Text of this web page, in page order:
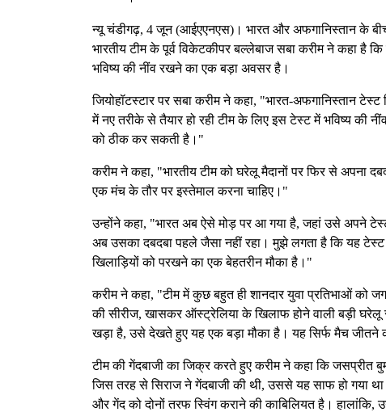
न्यू चंडीगढ़, 4 जून (आईएएनएस)। भारत और अफगानिस्तान के
भारतीय टीम के पूर्व विकेटकीपर बल्लेबाज सबा करीम ने कहा है
भविष्य की नींव रखने का एक बड़ा अवसर है।
जियोहॉटस्टार पर सबा करीम ने कहा, "भारत-अफगानिस्तान
में नए तरीके से तैयार हो रही टीम के लिए इस टेस्ट में भविष्य की
को ठीक कर सकती है।"
करीम ने कहा, "भारतीय टीम को घरेलू मैदानों पर फिर से
एक मंच के तौर पर इस्तेमाल करना चाहिए।"
उन्होंने कहा, "भारत अब ऐसे मोड़ पर आ गया है, जहां उसे अपने
अब उसका दबदबा पहले जैसा नहीं रहा। मुझे लगता है कि यह
खिलाड़ियों को परखने का एक बेहतरीन मौका है।"
करीम ने कहा, "टीम में कुछ बहुत ही शानदार युवा प्रतिभाओं को
की सीरीज, खासकर ऑस्ट्रेलिया के खिलाफ होने वाली बड़ी
खड़ा है, उसे देखते हुए यह एक बड़ा मौका है। यह सिर्फ मैच जीतने
टीम की गेंदबाजी का जिक्र करते हुए करीम ने कहा कि जसप्रीत
जिस तरह से सिराज ने गेंदबाजी की थी, उससे यह साफ हो गया
और गेंद को दोनों तरफ स्विंग कराने की काबिलियत है। हालांकि,